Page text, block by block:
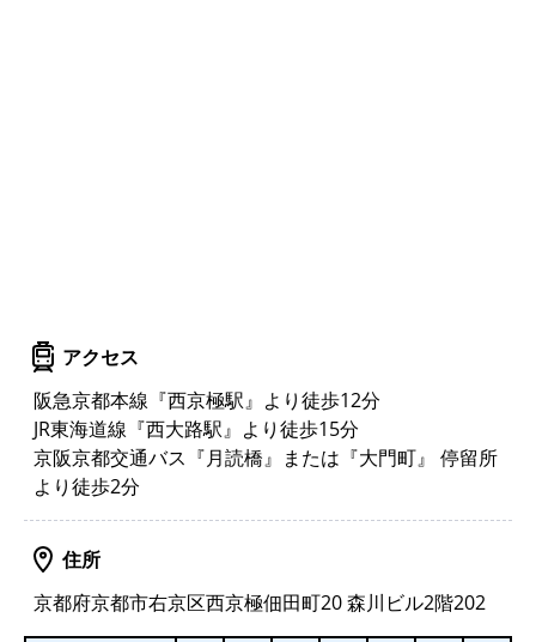
アクセス
阪急京都本線『西京極駅』より徒歩12分
JR東海道線『西大路駅』より徒歩15分
京阪京都交通バス『月読橋』または『大門町』 停留所
より徒歩2分
住所
京都府京都市右京区西京極佃田町20 森川ビル2階202